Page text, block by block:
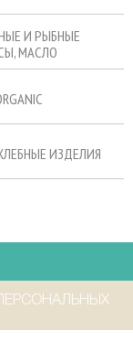
И РЫБНЫЕ
МАСЛО
ИЗДЕЛИЯ